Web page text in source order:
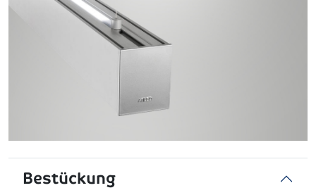
Bestückung